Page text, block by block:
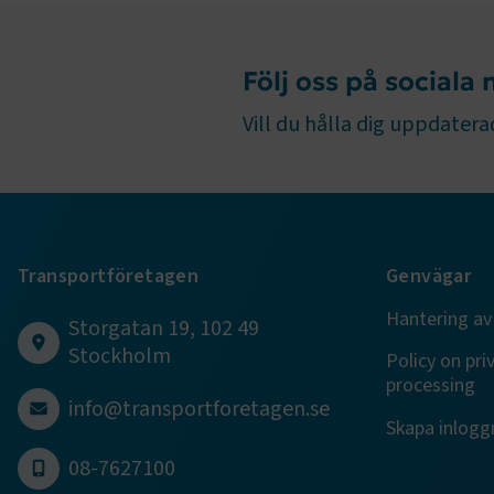
Följ oss på sociala
Vill du hålla dig
Transportföretagen
Storgatan 19, 102 49
Stockholm
info@transportforetagen.se
08-7627100
Genvägar
Hantering
Policy on
processing
Skapa
TF-XSRF-
session